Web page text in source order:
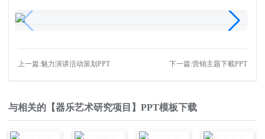
上一篇:魅力演讲活动策划PPT 下一篇:营销主题下載PPT
与相关的【器乐艺术研究项目】PPT模板下载